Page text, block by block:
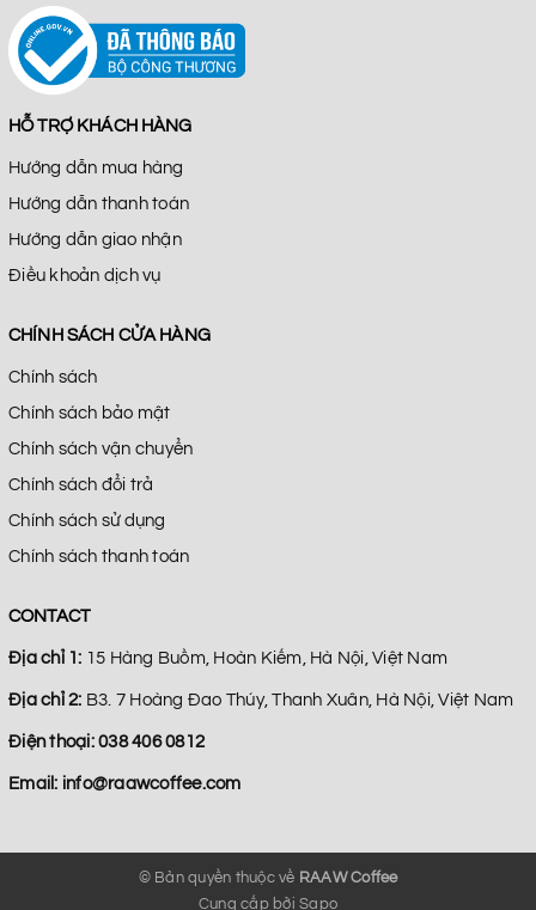
HỖ TRỢ KHÁCH HÀNG
Hướng dẫn mua hàng
Hướng dẫn thanh toán
Hướng dẫn giao nhận
Điều khoản dịch vụ
CHÍNH SÁCH CỬA HÀNG
Chính sách
Chính sách bảo mật
Chính sách vận chuyển
Chính sách đổi trả
Chính sách sử dụng
Chính sách thanh toán
CONTACT
Địa chỉ 1: 15 Hàng Buồm, Hoàn Kiếm, Hà Nội, Việt Nam
Địa chỉ 2: B3. 7 Hoàng Đao Thúy, Thanh Xuân, Hà Nội, Việt Nam
Điện thoại: 038 406 0812
Email: info@raawcoffee.com
© Bản quyền thuộc về RAAW Coffee
Cung cấp bởiSapo